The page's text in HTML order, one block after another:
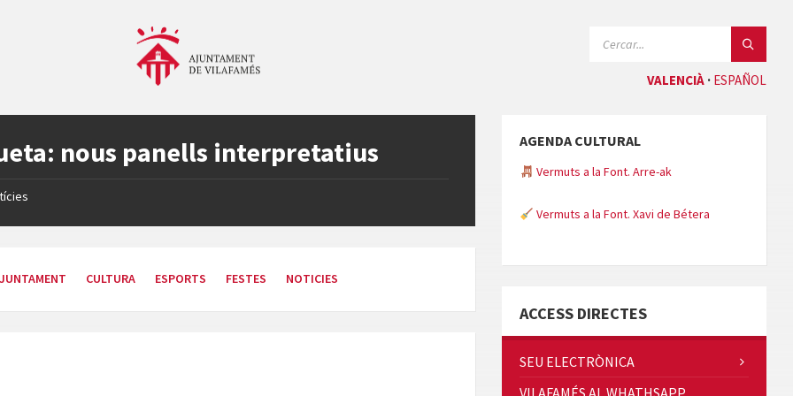
VALENCIÀ ESPAÑOL
nous panells interpretatius
CULTURA ESPORTS FESTES NOTICIES
AGENDA CULTURAL
Vermuts a la Font. Arre-ak
Vermuts a la Font. Xavi de Bétera
ACCESS DIRECTES
SEU ELECTRÒNICA